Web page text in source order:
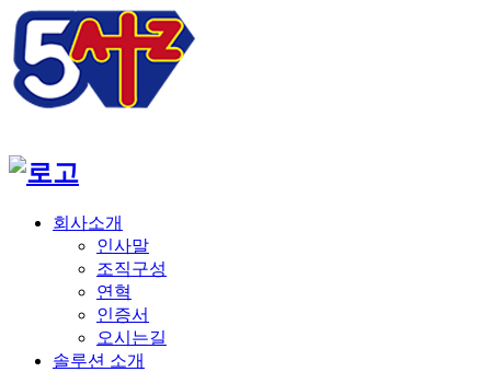
회사소개
인사말
조직구성
연혁
인증서
오시는길
솔루션 소개